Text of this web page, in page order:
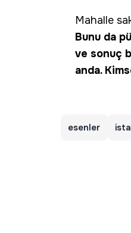
Mahalle
Bunu da
ve sonuç
anda.
esenler